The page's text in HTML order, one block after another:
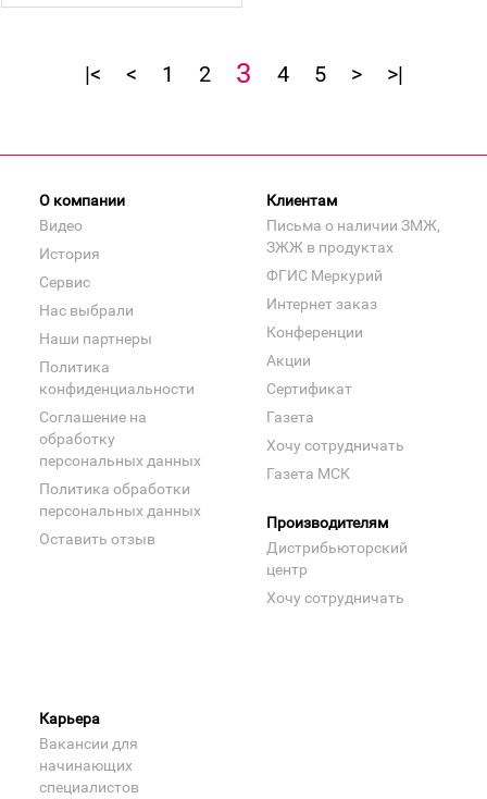
|< < 1 2 3 4 5 > >|
О компании
Видео
История
Сервис
Нас выбрали
Наши партнеры
Политика
конфиденциальности
Соглашение на
обработку
персональных данных
Политика обработки
персональных данных
Оставить отзыв
Клиентам
Письма о наличии ЗМЖ,
ЗЖЖ в продуктах
ФГИС Меркурий
Интернет заказ
Конференции
Акции
Сертификат
Газета
Хочу сотрудничать
Газета МСК
Производителям
Дистрибьюторский
центр
Хочу сотрудничать
Карьера
Вакансии для
начинающих
специалистов